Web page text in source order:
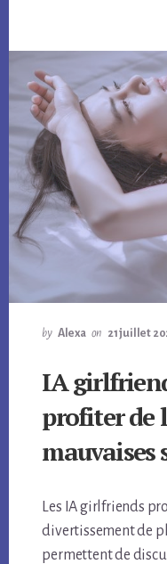
by Alexa on 21 juillet
IA
profiter de
mauvaises
Les IA girlfriends
divertissement de
permettent de